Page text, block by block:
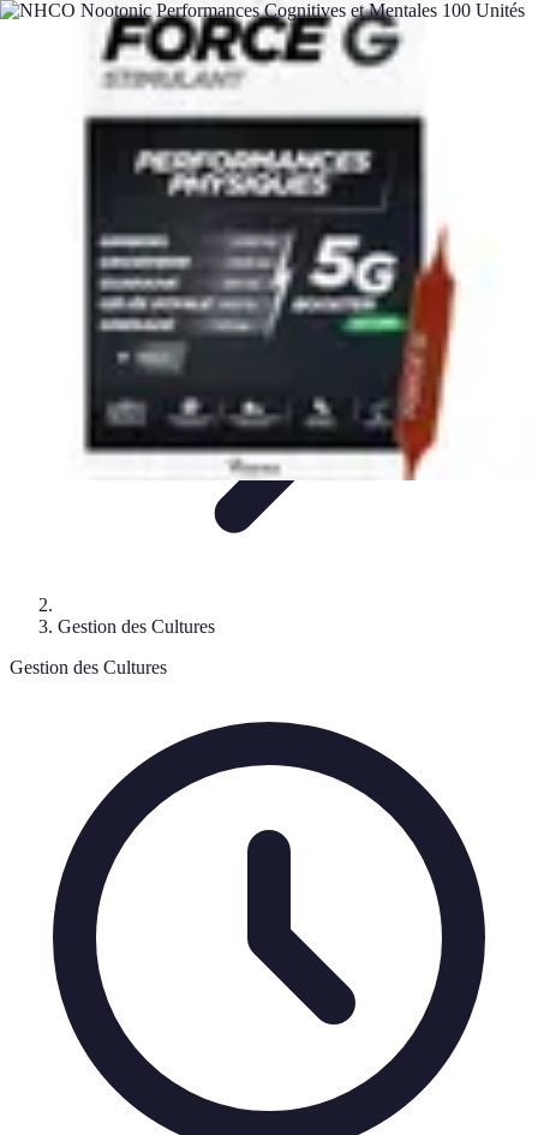
Gestion Cultures
Gestion de Projet AgricoleTechniques de GestionIrrigation et
Pratiques ÉcologiquesGestion Durable
Gestion Cultures
Gestion des Cultures
Gestion des Cultures